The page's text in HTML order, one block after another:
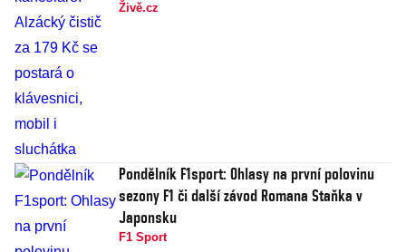
Živě.cz
Pondělník F1sport: Ohlasy na první polovinu
sezony F1 či další závod Romana Staňka v
Japonsku
F1 Sport